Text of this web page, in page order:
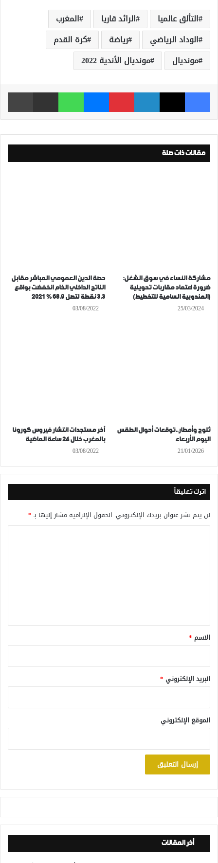
التألق عالميا الرائد قاريا
المغرب
الوداد الرياضي
رياضة
كرة القدم
مونديال
مونديال الأندية 2022
فيسبوك ‫X لينكدإن بينتيريست ماسنجر واتساب مشاركة عبر البريد
مقالات ذات صلة
مشاركة النساء في سوق الشغل:
ضرورة اعتماد مقاربات تحويلية
(المندوبية السامية للتخطيط)
25/03/2024
حصة الدين العمومي المباشر مقابل
الناتج الداخلي الخام انخفضت بواقع
3.3 نقطة لتصل 68.9 % 2021
03/08/2022
ثلوج وأمطار..توقعات أحوال الطقس
اليوم الأربعاء
21/01/2026
آخر مستجدات انتشار فيروس كورونا
بالمغرب خلال 24 ساعة الماضية
03/08/2022
اترك تعليقاً
لن يتم نشر عنوان بريدك الإلكتروني. الحقول الإلزامية مشار إليها بـ*
*
الاسم *
البريد الإلكتروني *
الموقع الإلكتروني
أخر المقالات